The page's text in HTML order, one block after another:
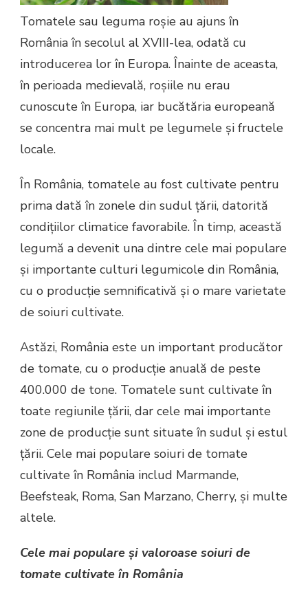
Tomatele sau leguma roșie au ajuns în
România în secolul al XVIII-lea, odată cu
introducerea lor în Europa. Înainte de aceasta,
în perioada medievală, roșiile nu erau
cunoscute în Europa, iar bucătăria europeană
se concentra mai mult pe legumele și fructele
locale.
În România, tomatele au fost cultivate pentru
prima dată în zonele din sudul țării, datorită
condițiilor climatice favorabile. În timp, această
legumă a devenit una dintre cele mai populare
și importante culturi legumicole din România,
cu o producție semnificativă și o mare varietate
de soiuri cultivate.
Astăzi, România este un important producător
de tomate, cu o producție anuală de peste
400.000 de tone. Tomatele sunt cultivate în
toate regiunile țării, dar cele mai importante
zone de producție sunt situate în sudul și estul
țării. Cele mai populare soiuri de tomate
cultivate în România includ Marmande,
Beefsteak, Roma, San Marzano, Cherry, și multe
altele.
Cele mai populare și valoroase soiuri de
tomate cultivate în România